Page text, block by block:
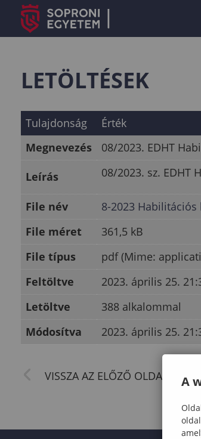
LETÖLTÉSEK
Tulajdonság
Érték
Megnevezés
08/2023. EDHT
Leírás 08/2023. sz. EDHT
File név
8-2023
File méret
361,5 kB
File típus
pdf (Mime:
Feltöltve
2023. április 25.
Letöltve
388 alkalommal
Módosítva
2023. április 25.
A